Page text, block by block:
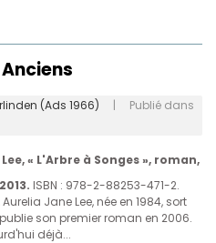
(Ads 1966) | Publié dans
« L'Arbre à Songes », roman,
ISBN : 978-2-88253-471-2.
Jane Lee, née en 1984, sort
son premier roman en 2006.
déjà...